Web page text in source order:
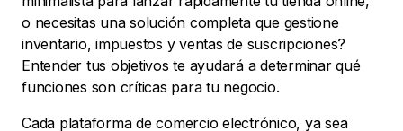
o necesitas una solución completa que gestione
inventario, impuestos y ventas de suscripciones?
Entender tus objetivos te ayudará a determinar qué
funciones son críticas para tu negocio.
Cada plataforma de comercio electrónico, ya sea